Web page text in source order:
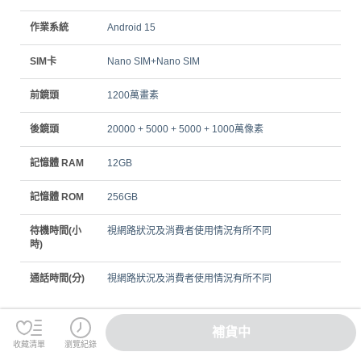
作業系統 Android 15
SIM卡 Nano SIM+Nano SIM
前鏡頭 1200萬畫素
後鏡頭 20000 + 5000 + 5000 + 1000萬像素
記憶體 RAM 12GB
記憶體 ROM 256GB
待機時間(小
時)
視網路狀況及消費者使用情況有所不同
通話時間(分) 視網路狀況及消費者使用情況有所不同
主要附加功能
收藏清單 瀏覽紀錄
補貨中